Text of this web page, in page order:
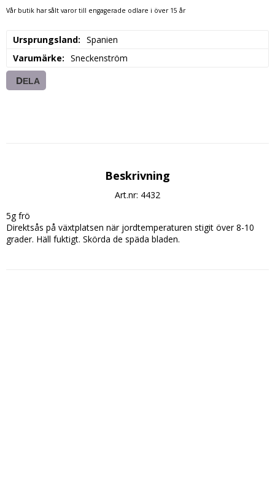
Vår butik har sålt varor till engagerade odlare i över 15 år
Ursprungsland
Spanien
Varumärke
Sneckenström
DELA
Beskrivning
Art.nr: 4432
5g frö
Direktsås på växtplatsen när jordtemperaturen stigit över 8-10
grader. Häll fuktigt. Skörda de späda bladen.